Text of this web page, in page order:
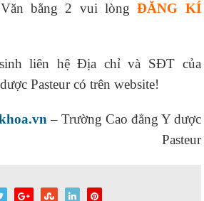
Văn bằng 2 vui lòngĐĂNG KÍ
liên hệ Địa chỉ và SĐT của
Pasteur có trên website!
– Trường Cao đẳng Y dược
Pasteur